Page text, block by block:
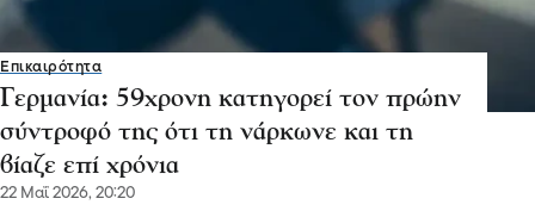
Επικαιρότητα
Γερμανία: 59χρονη κατηγορεί τον πρώην
σύντροφό της ότι τη νάρκωνε και τη
βίαζε επί χρόνια
22 Μαΐ 2026, 20:20